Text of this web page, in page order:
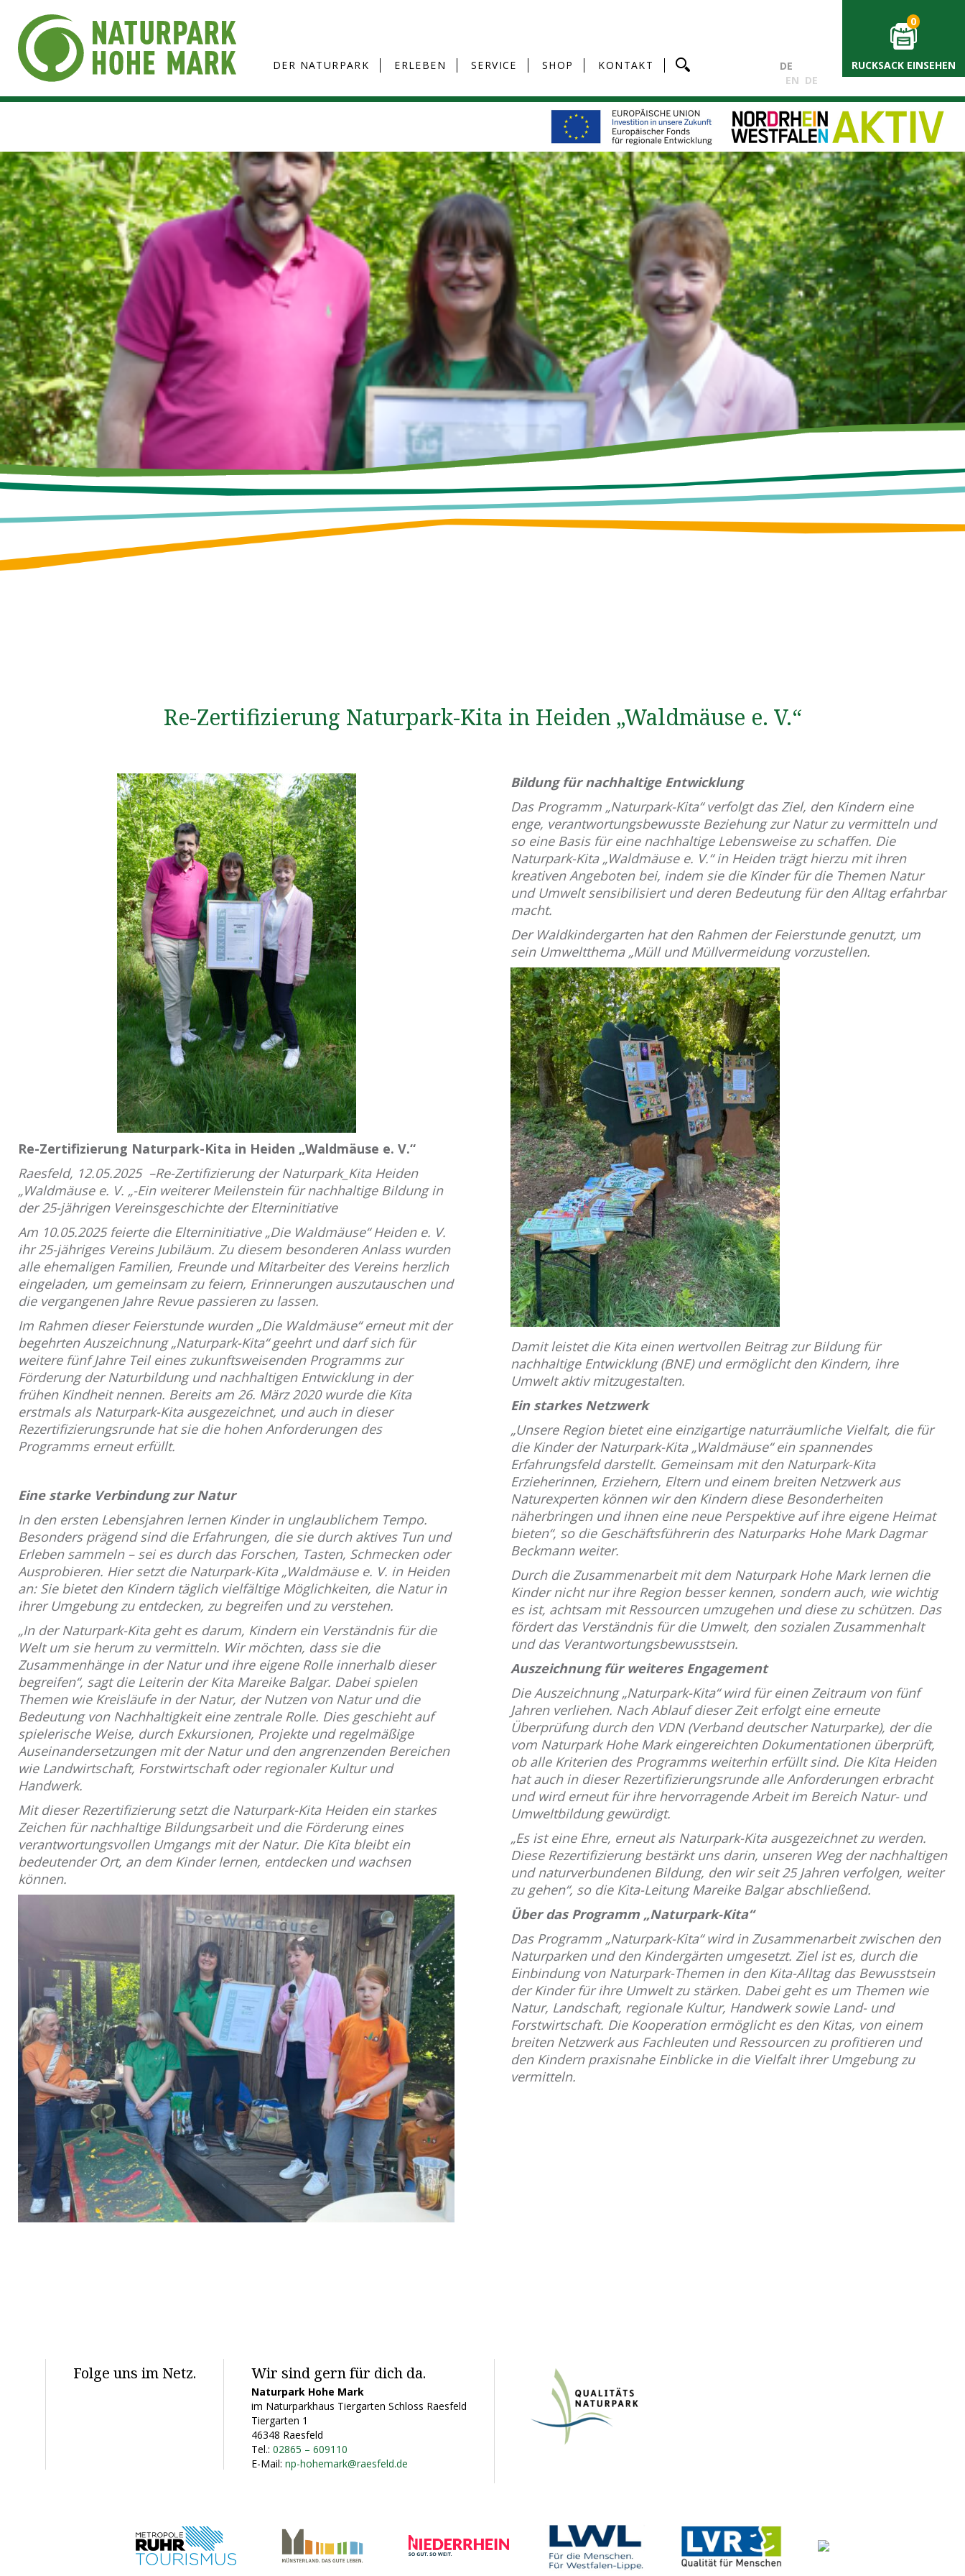
DER NATURPARK ERLEBEN SERVICE SHOP KONTAKT
0
RUCKSACK EINSEHEN
DE
EN DE
Re-Zertifizierung Naturpark-Kita in Heiden „Waldmäuse e. V.“
Re-Zertifizierung Naturpark-Kita in Heiden „Waldmäuse e. V.“
Raesfeld, 12.05.2025 –Re-Zertifizierung der Naturpark_Kita Heiden
„Waldmäuse e. V. „-Ein weiterer Meilenstein für nachhaltige Bildung in
der 25-jährigen Vereinsgeschichte der Elterninitiative
Am 10.05.2025 feierte die Elterninitiative „Die Waldmäuse“ Heiden e. V.
ihr 25-jähriges Vereins Jubiläum. Zu diesem besonderen Anlass wurden
alle ehemaligen Familien, Freunde und Mitarbeiter des Vereins herzlich
eingeladen, um gemeinsam zu feiern, Erinnerungen auszutauschen und
die vergangenen Jahre Revue passieren zu lassen.
Im Rahmen dieser Feierstunde wurden „Die Waldmäuse“ erneut mit der
begehrten Auszeichnung „Naturpark-Kita“ geehrt und darf sich für
weitere fünf Jahre Teil eines zukunftsweisenden Programms zur
Förderung der Naturbildung und nachhaltigen Entwicklung in der
frühen Kindheit nennen. Bereits am 26. März 2020 wurde die Kita
erstmals als Naturpark-Kita ausgezeichnet, und auch in dieser
Rezertifizierungsrunde hat sie die hohen Anforderungen des
Programms erneut erfüllt.
Eine starke Verbindung zur Natur
In den ersten Lebensjahren lernen Kinder in unglaublichem Tempo.
Besonders prägend sind die Erfahrungen, die sie durch aktives Tun und
Erleben sammeln – sei es durch das Forschen, Tasten, Schmecken oder
Ausprobieren. Hier setzt die Naturpark-Kita „Waldmäuse e. V. in Heiden
an: Sie bietet den Kindern täglich vielfältige Möglichkeiten, die Natur in
ihrer Umgebung zu entdecken, zu begreifen und zu verstehen.
„In der Naturpark-Kita geht es darum, Kindern ein Verständnis für die
Welt um sie herum zu vermitteln. Wir möchten, dass sie die
Zusammenhänge in der Natur und ihre eigene Rolle innerhalb dieser
begreifen“, sagt die Leiterin der Kita Mareike Balgar. Dabei spielen
Themen wie Kreisläufe in der Natur, der Nutzen von Natur und die
Bedeutung von Nachhaltigkeit eine zentrale Rolle. Dies geschieht auf
spielerische Weise, durch Exkursionen, Projekte und regelmäßige
Auseinandersetzungen mit der Natur und den angrenzenden Bereichen
wie Landwirtschaft, Forstwirtschaft oder regionaler Kultur und
Handwerk.
Mit dieser Rezertifizierung setzt die Naturpark-Kita Heiden ein starkes
Zeichen für nachhaltige Bildungsarbeit und die Förderung eines
verantwortungsvollen Umgangs mit der Natur. Die Kita bleibt ein
bedeutender Ort, an dem Kinder lernen, entdecken und wachsen
können.
Bildung für nachhaltige Entwicklung
Das Programm „Naturpark-Kita“ verfolgt das Ziel, den Kindern eine
enge, verantwortungsbewusste Beziehung zur Natur zu vermitteln und
so eine Basis für eine nachhaltige Lebensweise zu schaffen. Die
Naturpark-Kita „Waldmäuse e. V.“ in Heiden trägt hierzu mit ihren
kreativen Angeboten bei, indem sie die Kinder für die Themen Natur
und Umwelt sensibilisiert und deren Bedeutung für den Alltag erfahrbar
macht.
Der Waldkindergarten hat den Rahmen der Feierstunde genutzt, um
sein Umweltthema „Müll und Müllvermeidung vorzustellen.
Damit leistet die Kita einen wertvollen Beitrag zur Bildung für
nachhaltige Entwicklung (BNE) und ermöglicht den Kindern, ihre
Umwelt aktiv mitzugestalten.
Ein starkes Netzwerk
„Unsere Region bietet eine einzigartige naturräumliche Vielfalt, die für
die Kinder der Naturpark-Kita „Waldmäuse“ ein spannendes
Erfahrungsfeld darstellt. Gemeinsam mit den Naturpark-Kita
Erzieherinnen, Erziehern, Eltern und einem breiten Netzwerk aus
Naturexperten können wir den Kindern diese Besonderheiten
näherbringen und ihnen eine neue Perspektive auf ihre eigene Heimat
bieten“, so die Geschäftsführerin des Naturparks Hohe Mark Dagmar
Beckmann weiter.
Durch die Zusammenarbeit mit dem Naturpark Hohe Mark lernen die
Kinder nicht nur ihre Region besser kennen, sondern auch, wie wichtig
es ist, achtsam mit Ressourcen umzugehen und diese zu schützen. Das
fördert das Verständnis für die Umwelt, den sozialen Zusammenhalt
und das Verantwortungsbewusstsein.
Auszeichnung für weiteres Engagement
Die Auszeichnung „Naturpark-Kita“ wird für einen Zeitraum von fünf
Jahren verliehen. Nach Ablauf dieser Zeit erfolgt eine erneute
Überprüfung durch den VDN (Verband deutscher Naturparke), der die
vom Naturpark Hohe Mark eingereichten Dokumentationen überprüft,
ob alle Kriterien des Programms weiterhin erfüllt sind. Die Kita Heiden
hat auch in dieser Rezertifizierungsrunde alle Anforderungen erbracht
und wird erneut für ihre hervorragende Arbeit im Bereich Natur- und
Umweltbildung gewürdigt.
„Es ist eine Ehre, erneut als Naturpark-Kita ausgezeichnet zu werden.
Diese Rezertifizierung bestärkt uns darin, unseren Weg der nachhaltigen
und naturverbundenen Bildung, den wir seit 25 Jahren verfolgen, weiter
zu gehen“, so die Kita-Leitung Mareike Balgar abschließend.
Über das Programm „Naturpark-Kita“
Das Programm „Naturpark-Kita“ wird in Zusammenarbeit zwischen den
Naturparken und den Kindergärten umgesetzt. Ziel ist es, durch die
Einbindung von Naturpark-Themen in den Kita-Alltag das Bewusstsein
der Kinder für ihre Umwelt zu stärken. Dabei geht es um Themen wie
Natur, Landschaft, regionale Kultur, Handwerk sowie Land- und
Forstwirtschaft. Die Kooperation ermöglicht es den Kitas, von einem
breiten Netzwerk aus Fachleuten und Ressourcen zu profitieren und
den Kindern praxisnahe Einblicke in die Vielfalt ihrer Umgebung zu
vermitteln.
Folge uns im Netz. Wir sind gern für dich da.
Naturpark Hohe Mark
im Naturparkhaus Tiergarten Schloss Raesfeld
Tiergarten 1
46348 Raesfeld
Tel.: 02865 – 609110
E-Mail: np-hohemark@raesfeld.de